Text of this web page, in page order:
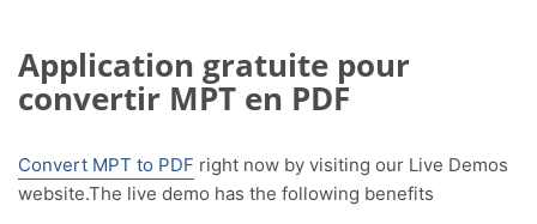
Application gratuite pour
convertir MPT en PDF
Convert MPT to PDF right now by visiting our Live Demos
website.The live demo has the following benefits